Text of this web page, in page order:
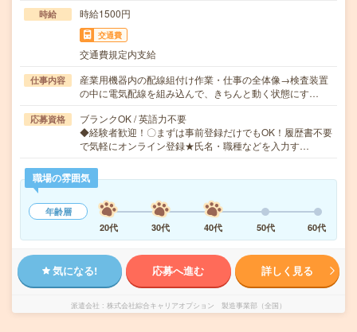
時給 時給1500円
交通費
交通費規定内支給
仕事内容
産業用機器内の配線組付け作業・仕事の全体像→検査装置
の中に電気配線を組み込んで、きちんと動く状態にす…
応募資格
ブランクOK / 英語力不要
◆経験者歓迎！〇まずは事前登録だけでもOK！履歴書不要
で気軽にオンライン登録★氏名・職種などを入力す…
職場の雰囲気
年齢層
20代
30代 40代 50代 60代
気になる! 応募へ進む 詳しく見る
派遣会社 株式会社綜合キャリアオプション 製造事業部（全国）